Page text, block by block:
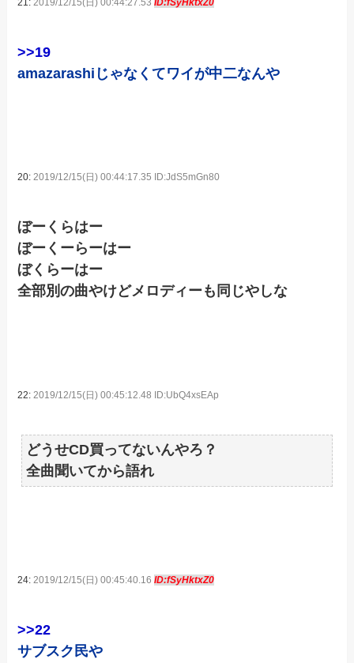
>>19
amazarashiじゃなくてワイが中二なんや
20:2019/12/15(日) 00:44:17.35 ID:JdS5mGn80
ぼーくらはー
ぼーくーらーはー
ぼくらーはー
全部別の曲やけどメロディーも同じやしな
22:2019/12/15(日) 00:45:12.48 ID:UbQ4xsEAp
どうせCD買ってないんやろ？
全曲聞いてから語れ
24: 2019/12/15(日) 00:45:40.16ID:fSyHktxZ0
>>22
サブスク民や